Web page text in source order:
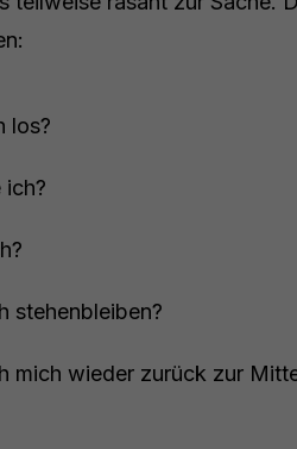
los?
ich?
stehenbleiben?
mich wieder zurück zur